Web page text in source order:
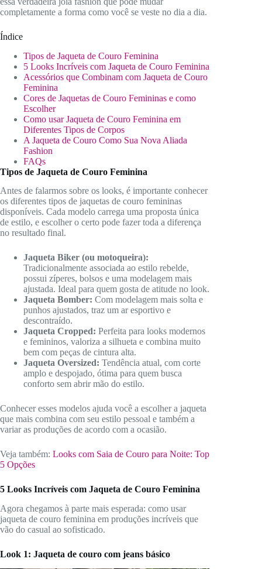
completamente a forma como você se veste no dia a dia.
Índice
Tipos de Jaqueta de Couro Feminina
5 Looks Incríveis com Jaqueta de Couro Feminina
Acessórios que Combinam com Jaqueta de Couro
Feminina
Cores de Jaquetas de Couro Femininas e como
Escolher
Como usar Jaqueta de Couro Feminina em
Diferentes Tipos de Corpos
A Jaqueta de Couro Como Sua Nova Aliada
Fashion
FAQs
Tipos de Jaqueta de Couro Feminina
Antes de falarmos sobre os looks, é importante conhecer
os diferentes tipos de jaquetas de couro femininas
disponíveis. Cada modelo carrega uma proposta única
de estilo, e escolher o certo pode fazer toda a diferença
no resultado final.
Jaqueta Biker (ou motoqueira):
Tradicionalmente associada ao estilo rebelde,
possui zíperes, bolsos e uma modelagem mais
ajustada. Ideal para quem gosta de atitude no look.
Jaqueta Bomber: Com modelagem mais solta e
punhos ajustados, traz um ar esportivo e
descontraído.
Jaqueta Cropped: Perfeita para looks modernos
e femininos, valoriza a silhueta e combina muito
bem com peças de cintura alta.
Jaqueta Oversized: Tendência atual, com corte
amplo e despojado, ótima para quem busca
conforto sem abrir mão do estilo.
Conhecer esses modelos ajuda você a escolher a jaqueta
que mais combina com seu estilo pessoal e também a
variar as produções de acordo com a ocasião.
Veja também: Looks com Saia de Couro para Noite: Top
5 Opções
5 Looks Incríveis com Jaqueta de Couro Feminina
Agora chegamos à parte mais esperada: como usar
jaqueta de couro feminina em produções incríveis que
vão do casual ao sofisticado.
Look 1: Jaqueta de couro com jeans básico